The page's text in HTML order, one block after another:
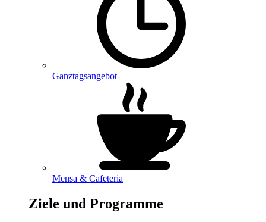
Ganztagsangebot
Mensa & Cafeteria
Ziele und Programme